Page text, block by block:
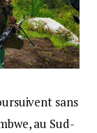
sans
au Sud-